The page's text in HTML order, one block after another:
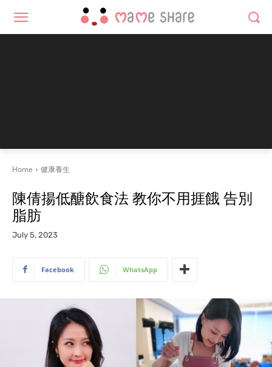
Home 健康養生
陳倩揚低醣飲食法 教你不用捱餓 告別
脂肪
July 5, 2023
Facebook WhatsApp